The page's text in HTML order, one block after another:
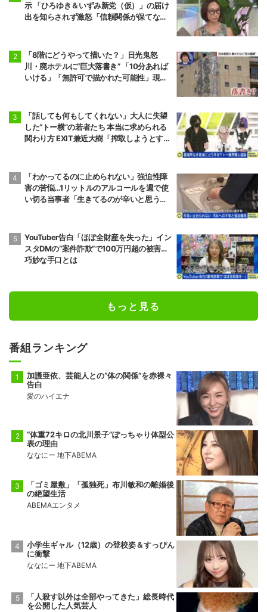
示 「ひろゆき＆いずみ新党（仮）」の届け
出を知らされず激怒「信頼関係が保てない
「8階にどうやって描いた？」日光鬼怒
川・廃ホテルに“巨大落書き” 「10分あれば
いける」「無許可で描かれた可能性」現役
「話しても何もしてくれない」大人に失望
した“トー横”の若者たち 本当に求められる
関わり方 EXIT兼近大樹「搾取しようとする
「わかってるのに止められない」強迫性障
害の苦悩…1リットルのアルコールを週で使
い切る当事者「生きてるのが辛いと思うこ
YouTuber告白「ほぼ全財産を失った」イン
スタDMの“案件詐欺”で100万円超の被害…
巧妙な手口とは
もっと見る
番組ランキング
加護亜依、芸能人との“体の関係”を赤裸々
告白
愛のハイエナ
“体重72キロの北川景子”ぽっちゃり体型公
表の理由
ななにー 地下ABEMA
「ゴミ屋敷」「孤独死」布川敏和の離婚後
の絶望生活
ABEMAエンタメ
小学生ギャル（12歳）の登校姿＆すっぴん
に衝撃
ななにー 地下ABEMA
「人殺す以外は全部やってきた」総長時代
を公開した人気芸人